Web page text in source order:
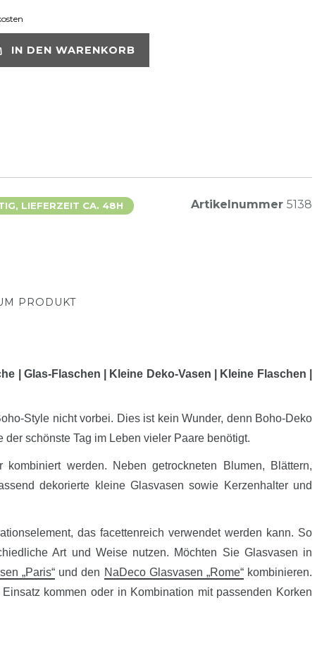
IN DEN WARENKORB
LIEFERZEIT CA. 48H Artikelnummer 5138
PRODUKT
| Glas-Flaschen | Kleine Deko-Vasen | Kleine Flaschen |
Style nicht vorbei. Dies ist kein Wunder, denn Boho-Deko
schönste Tag im Leben vieler Paare benötigt.
werden. Neben getrockneten Blumen, Blättern,
dekorierte kleine Glasvasen sowie Kerzenhalter und
das facettenreich verwendet werden kann. So
Art und Weise nutzen. Möchten Sie Glasvasen in
„Paris“ und den NaDeco Glasvasen „Rome“kombinieren.
kommen oder in Kombination mit passenden Korken